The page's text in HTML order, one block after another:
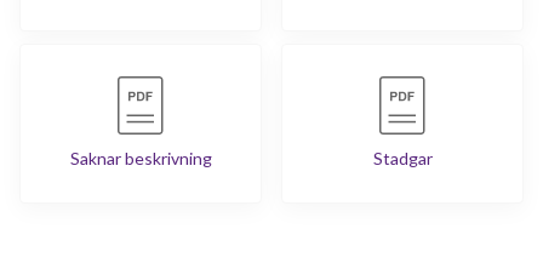
Saknar beskrivning Stadgar